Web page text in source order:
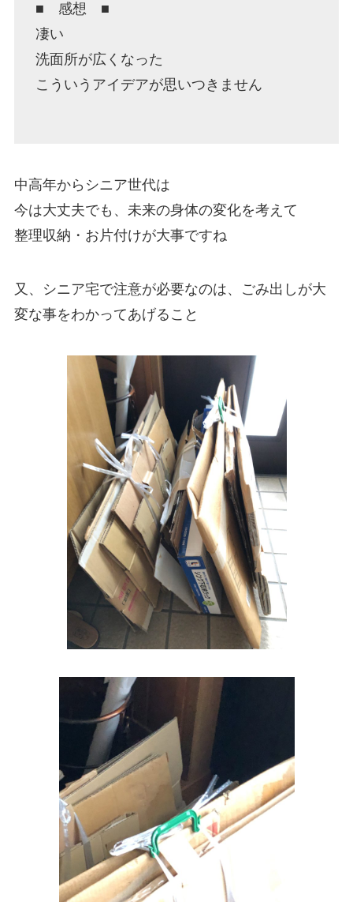
■ 感想 ■
凄い
洗面所が広くなった
こういうアイデアが思いつきません
中高年からシニア世代は
今は大丈夫でも、未来の身体の変化を考えて
整理収納・お片付けが大事ですね
又、シニア宅で注意が必要なのは、ごみ出しが大
変な事をわかってあげること